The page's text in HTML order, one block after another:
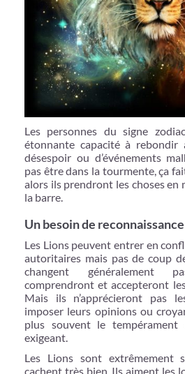
Les personnes du signe
étonnante capacité à rebondir
désespoir ou d’événements
pas être dans la tourmente, ça
alors ils prendront les choses en
la barre.
Un besoin de reconnaissance
Les Lions peuvent entrer en
autoritaires mais pas de coup
changent généralement
comprendront et accepteront
Mais ils n’apprécieront pas
imposer leurs opinions ou
plus souvent le
exigeant.
Les Lions sont extrêmement
cachent très bien. Ils aiment les